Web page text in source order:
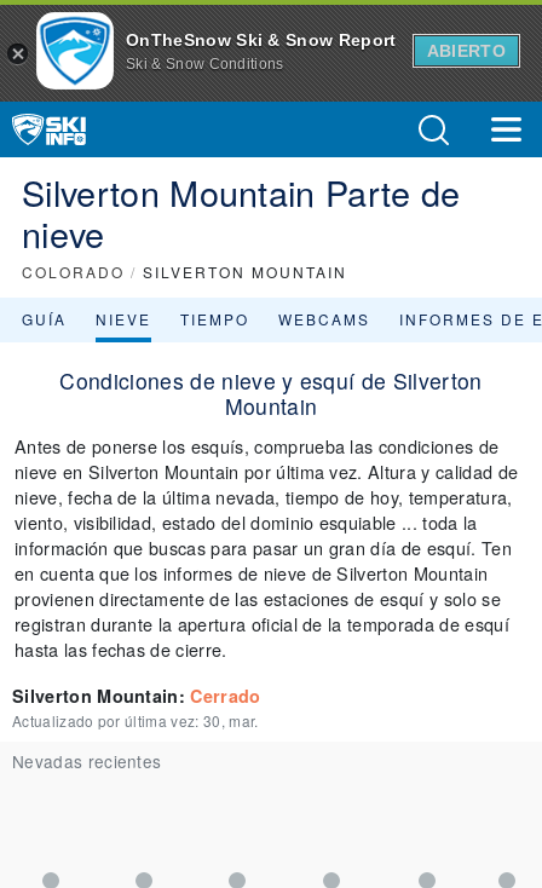
OnTheSnow Ski & Snow Report
Ski & Snow Conditions
ABIERTO
Silverton Mountain Parte de
nieve
COLORADO / SILVERTON MOUNTAIN
GUÍA NIEVE TIEMPO WEBCAMS INFORMES DE
Condiciones de nieve y esquí de Silverton
Mountain
Antes de ponerse los esquís, comprueba las condiciones de
nieve en Silverton Mountain por última vez. Altura y calidad de
nieve, fecha de la última nevada, tiempo de hoy, temperatura,
viento, visibilidad, estado del dominio esquiable ... toda la
información que buscas para pasar un gran día de esquí. Ten
en cuenta que los informes de nieve de Silverton Mountain
provienen directamente de las estaciones de esquí y solo se
registran durante la apertura oficial de la temporada de esquí
hasta las fechas de cierre.
Silverton Mountain:Cerrado
Actualizado por última vez: 30, mar.
Nevadas recientes